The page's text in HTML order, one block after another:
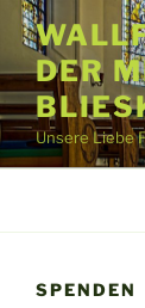
Zum
Inhalt
springen
DER
Unsere Liebe
SPENDEN